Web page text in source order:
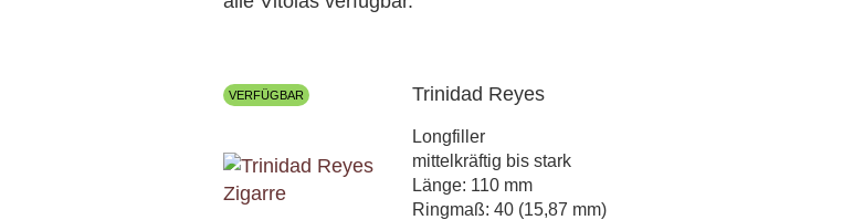
VERFÜGBAR Trinidad Reyes
Longfiller
mittelkräftig bis stark
Länge: 110 mm
Ringmaß: 40 (15,87 mm)